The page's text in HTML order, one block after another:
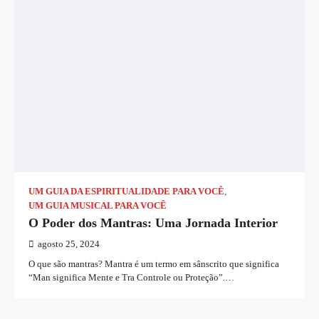
UM GUIA DA ESPIRITUALIDADE PARA VOCÊ,
UM GUIA MUSICAL PARA VOCÊ
O Poder dos Mantras: Uma Jornada Interior
agosto 25, 2024
O que são mantras? Mantra é um termo em sânscrito que significa
“Man significa Mente e Tra Controle ou Proteção”.…